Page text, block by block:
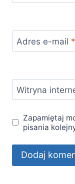
Adres e-mail *
Witryna
Zapamiętaj
pisania